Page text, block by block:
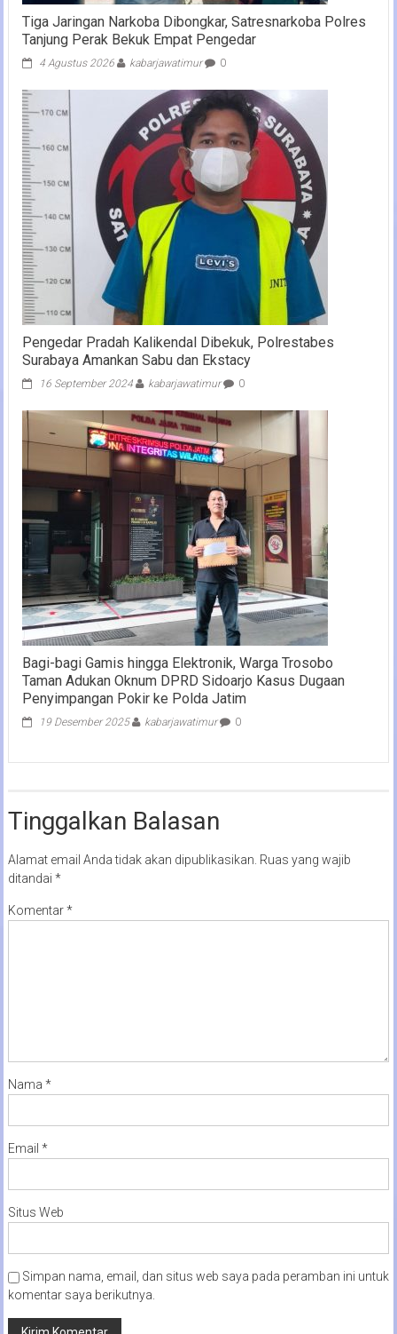
Tiga Jaringan Narkoba Dibongkar, Satresnarkoba Polres
Tanjung Perak Bekuk Empat Pengedar
4 Agustus 2026 kabarjawatimur 0
Pengedar Pradah Kalikendal Dibekuk, Polrestabes
Surabaya Amankan Sabu dan Ekstacy
16 September 2024 kabarjawatimur 0
Bagi-bagi Gamis hingga Elektronik, Warga Trosobo
Taman Adukan Oknum DPRD Sidoarjo Kasus Dugaan
Penyimpangan Pokir ke Polda Jatim
19 Desember 2025 kabarjawatimur 0
Tinggalkan Balasan
Alamat email Anda tidak akan dipublikasikan. Ruas yang wajib
ditandai *
Komentar*
Nama *
Email *
Situs Web
Simpan nama, email, dan situs web saya pada peramban ini untuk
komentar saya berikutnya.